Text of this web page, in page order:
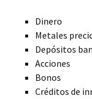
Dinero
Metales
Depósitos
Acciones
Bonos
Créditos de